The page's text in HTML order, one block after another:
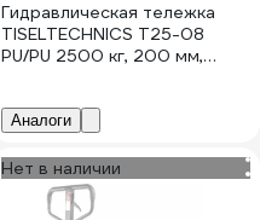
Гидравлическая тележка
TISELTECHNICS T25-08
PU/PU 2500 кг, 200 мм,
Аналоги
Нет в наличии